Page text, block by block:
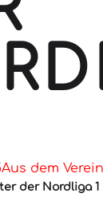
Aus dem
der Nordliga 1